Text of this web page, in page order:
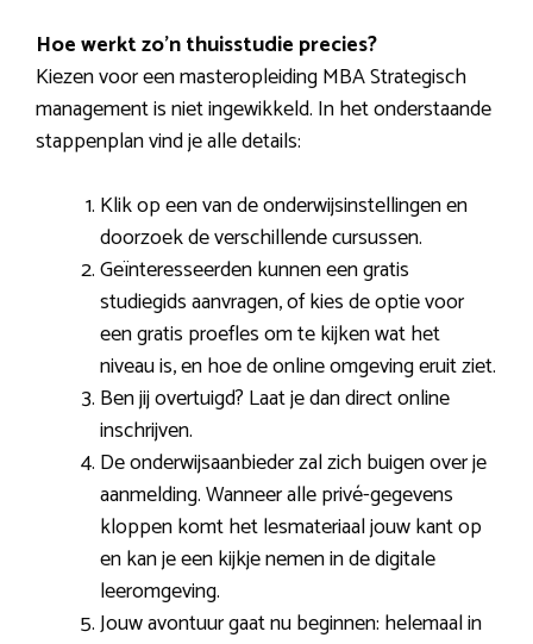
Hoe werkt zo’n thuisstudie precies?
Kiezen voor een masteropleiding MBA Strategisch
management is niet ingewikkeld. In het onderstaande
stappenplan vind je alle details:
Klik op een van de onderwijsinstellingen en
doorzoek de verschillende cursussen.
Geïnteresseerden kunnen een gratis
studiegids aanvragen, of kies de optie voor
een gratis proefles om te kijken wat het
niveau is, en hoe de online omgeving eruit ziet.
Ben jij overtuigd? Laat je dan direct online
inschrijven.
De onderwijsaanbieder zal zich buigen over je
aanmelding. Wanneer alle privé-gegevens
kloppen komt het lesmateriaal jouw kant op
en kan je een kijkje nemen in de digitale
leeromgeving.
Jouw avontuur gaat nu beginnen: helemaal in